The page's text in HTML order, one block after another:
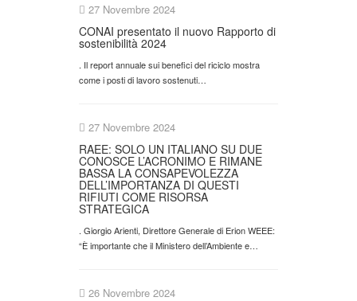
27 Novembre 2024
CONAI presentato il nuovo Rapporto di
sostenibilità 2024
. Il report annuale sui benefici del riciclo mostra
come i posti di lavoro sostenuti…
27 Novembre 2024
RAEE: SOLO UN ITALIANO SU DUE
CONOSCE L’ACRONIMO E RIMANE
BASSA LA CONSAPEVOLEZZA
DELL’IMPORTANZA DI QUESTI
RIFIUTI COME RISORSA
STRATEGICA
. Giorgio Arienti, Direttore Generale di Erion WEEE:
“È importante che il Ministero dell’Ambiente e…
26 Novembre 2024